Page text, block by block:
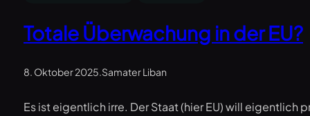
Totale Überwachung in der EU?
8. Oktober 2025.Samater Liban
Es ist eigentlich irre. Der Staat (hier EU) will eigentlich